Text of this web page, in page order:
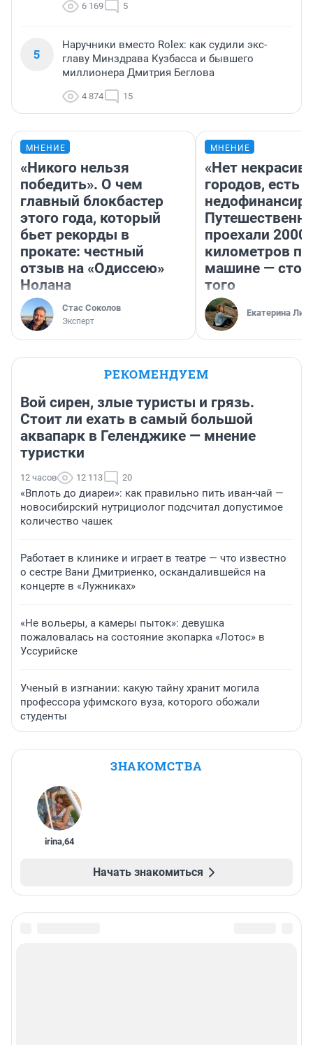
6 169 5
5
Наручники вместо Rolex: как судили экс-
главу Минздрава Кузбасса и бывшего
миллионера Дмитрия Беглова
4 874 15
МНЕНИЕ
«Никого нельзя
победить». О чем
главный блокбастер
этого года, который
бьет рекорды в
прокате: честный
отзыв на «Одиссею»
Нолана
Стас Соколов
Эксперт
МНЕНИЕ
«Нет
городов, есть
проехали 2000
километров по
машине —
того
Екатерина
РЕКОМЕНДУЕМ
Вой сирен, злые туристы и грязь.
Стоит ли ехать в самый большой
аквапарк в Геленджике — мнение
туристки
12 часов 12 113 20
«Вплоть до диареи»: как правильно пить иван-чай —
новосибирский нутрициолог подсчитал допустимое
количество чашек
Работает в клинике и играет в театре — что известно
о сестре Вани Дмитриенко, оскандалившейся на
концерте в «Лужниках»
«Не вольеры, а камеры пыток»: девушка
пожаловалась на состояние экопарка «Лотос» в
Уссурийске
Ученый в изгнании: какую тайну хранит могила
профессора уфимского вуза, которого обожали
студенты
ЗНАКОМСТВА
irina,64
Начать знакомиться